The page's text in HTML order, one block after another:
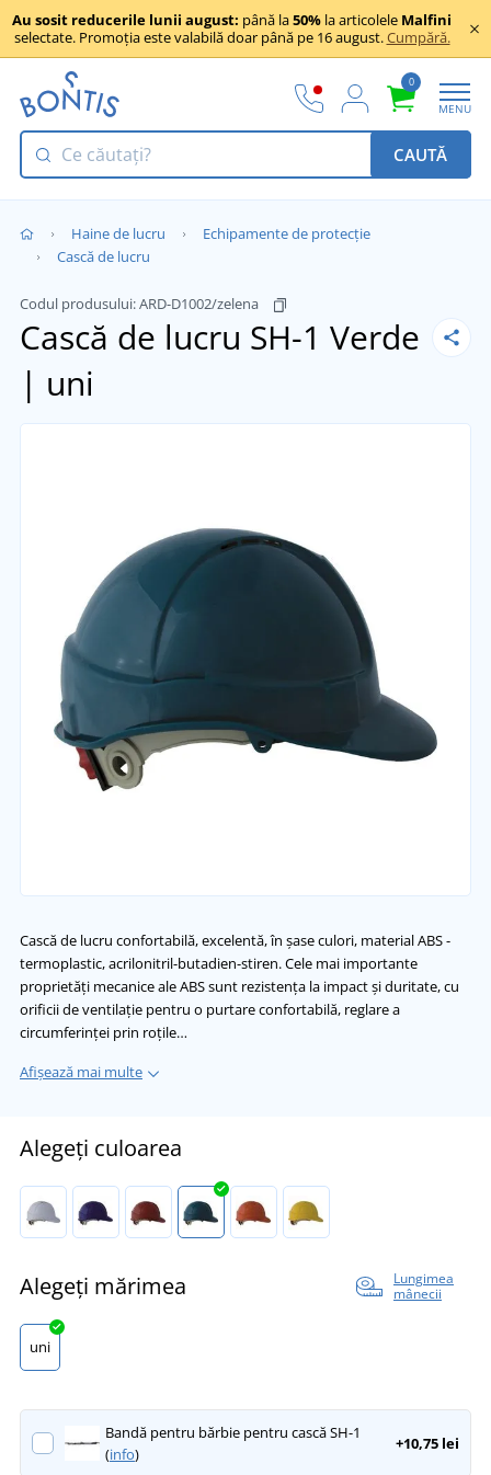
Au sosit reducerile lunii august: până la50% la articolele Malfini
selectate. Promoția este valabilă doar până pe 16 august.Cumpără.
0
MENU
CAUTĂ
Haine de lucru
Echipamente de protecție
Cască de lucru
Codul produsului:ARD-D1002/zelena
Cască de lucru SH-1 Verde
| uni
Cască de lucru confortabilă, excelentă, în șase culori, material ABS -
termoplastic, acrilonitril-butadien-stiren. Cele mai importante
proprietăți mecanice ale ABS sunt rezistența la impact și duritate, cu
orificii de ventilație pentru o purtare confortabilă, reglare a
circumferinței prin roțile…
Afișează mai multe
Alegeți culoarea
Alegeți mărimea
Lungimea
mânecii
uni
Bandă pentru bărbie pentru cască SH-1
(info)
+10,75 lei